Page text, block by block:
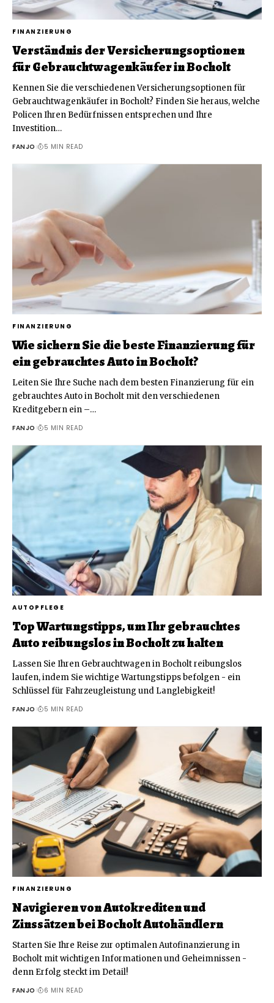
FINANZIERUNG
Verständnis der Versicherungsoptionen
für Gebrauchtwagenkäufer in Bocholt
Kennen Sie die verschiedenen Versicherungsoptionen für
Gebrauchtwagenkäufer in Bocholt? Finden Sie heraus, welche
Policen Ihren Bedürfnissen entsprechen und Ihre
Investition…
FANJO 5 MIN READ
FINANZIERUNG
Wie sichern Sie die beste Finanzierung für
ein gebrauchtes Auto in Bocholt?
Leiten Sie Ihre Suche nach dem besten Finanzierung für ein
gebrauchtes Auto in Bocholt mit den verschiedenen
Kreditgebern ein –…
FANJO 5 MIN READ
AUTOPFLEGE
Top Wartungstipps, um Ihr gebrauchtes
Auto reibungslos in Bocholt zu halten
Lassen Sie Ihren Gebrauchtwagen in Bocholt reibungslos
laufen, indem Sie wichtige Wartungstipps befolgen - ein
Schlüssel für Fahrzeugleistung und Langlebigkeit!
FANJO 5 MIN READ
FINANZIERUNG
Navigieren von Autokrediten und
Zinssätzen bei Bocholt Autohändlern
Starten Sie Ihre Reise zur optimalen Autofinanzierung in
Bocholt mit wichtigen Informationen und Geheimnissen -
denn Erfolg steckt im Detail!
FANJO 6 MIN READ